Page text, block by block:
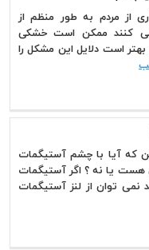
از مردم به طور منظم از
می کنند ممکن است خشکی
است دلایل این مشکل را
که آیا با چشم آستیگمات
هست یا نه ؟ اگر آستیگمات
از 0.75 باشد نمی توان از لنز آستیگمات